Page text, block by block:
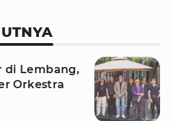
di Lembang,
Orkestra